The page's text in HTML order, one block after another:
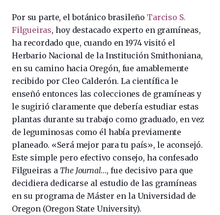
Por su parte, el botánico brasileño Tarciso S.
Filgueiras, hoy destacado experto en gramíneas,
ha recordado que, cuando en 1974 visitó el
Herbario Nacional de la Institución Smithoniana,
en su camino hacia Oregón, fue amablemente
recibido por Cleo Calderón. La científica le
enseñó entonces las colecciones de gramíneas y
le sugirió claramente que debería estudiar estas
plantas durante su trabajo como graduado, en vez
de leguminosas como él había previamente
planeado. «Será mejor para tu país», le aconsejó.
Este simple pero efectivo consejo, ha confesado
Filgueiras a The Journal…, fue decisivo para que
decidiera dedicarse al estudio de las gramíneas
en su programa de Máster en la Universidad de
Oregon (Oregon State University).